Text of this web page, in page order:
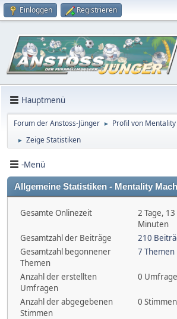
Einloggen Registrieren
Hauptmenü
Forum der Anstoss-Jünger ► Profil von
► Zeige Statistiken
-Menü
Allgemeine Statistiken - Mentality
Gesamte Onlinezeit
2 Tage,
Minuten
Gesamtzahl der Beiträge
210
Gesamtzahl begonnener
Themen
7 Themen
Anzahl der erstellten
Umfragen
0
Anzahl der abgegebenen
Stimmen
0 Stimmen